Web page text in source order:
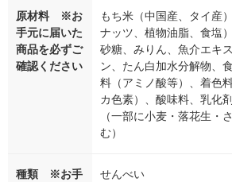
原材料 ※お
手元に届いた
商品を必ずご
確認ください
もち米（中国産、タイ産
ナッツ、植物油脂、食塩
砂糖、みりん、魚介エキ
ン、たん白加水分解物、
料（アミノ酸等）、着色
カ色素）、酸味料、乳化
（一部に小麦・落花生・
む）
種類 ※お手
せんべい